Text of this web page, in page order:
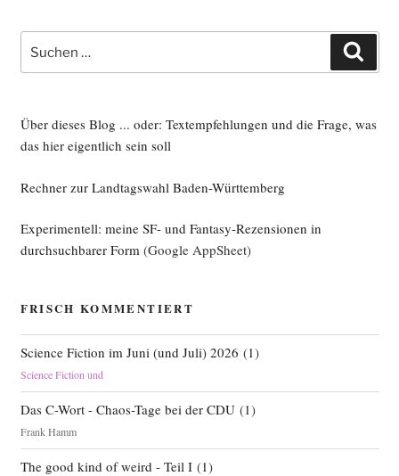
nach:
Über dieses Blog ... oder: Textempfehlungen und die Frage, was
das hier eigentlich sein soll
Rechner zur Landtagswahl Baden-Württemberg
Experimentell: meine SF- und Fantasy-Rezensionen in
durchsuchbarer Form(Google AppSheet)
FRISCH KOMMENTIERT
Science Fiction im Juni (und Juli) 2026 (1)
Science Fiction und
Das C-Wort - Chaos-Tage bei der CDU(1)
Frank Hamm
The good kind of weird - Teil I(1)